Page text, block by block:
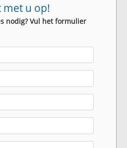
met u op!
nodig? Vul het formulier